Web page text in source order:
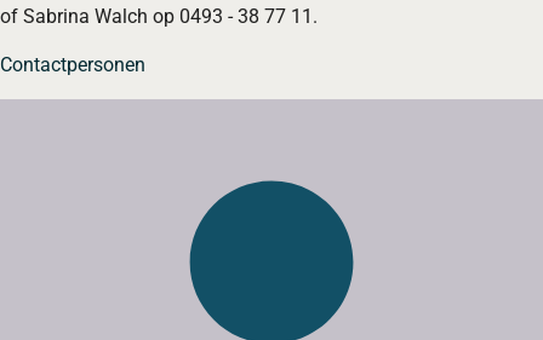
of Sabrina Walch op 0493 - 38 77 11.
Contactpersonen